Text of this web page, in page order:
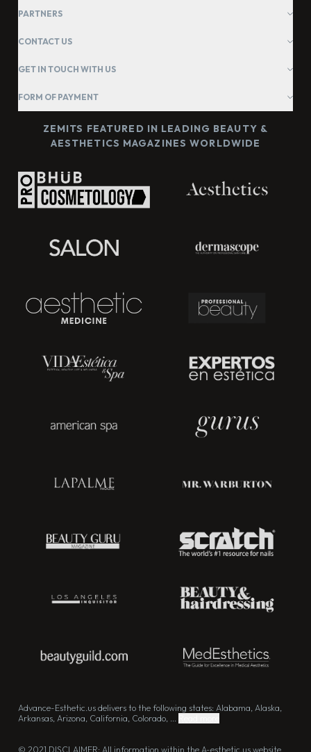
PARTNERS
CONTACT US
GET IN TOUCH WITH US
FORM OF PAYMENT
ZEMITS FEATURED IN LEADING BEAUTY &
AESTHETICS MAGAZINES WORLDWIDE
Advance-Esthetic.us delivers to the following states: Alabama, Alaska,
Arkansas, Arizona, California, Colorado, ...
© 2021 DISCLAIMER: All information within the A-esthetic.us website